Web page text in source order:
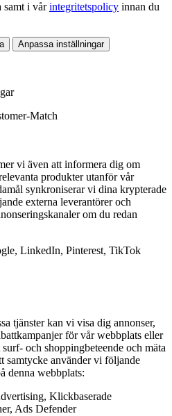
samt i vårintegritetspolicy innan du
Anpassa inställningar
Match
vi även att informera dig om
produkter utanför vår
synkroniserar vi dina krypterade
externa leverantörer och
om du redan
LinkedIn, Pinterest, TikTok
tjänster kan vi visa dig annonser,
för vår webbplats eller
och shoppingbeteende och mäta
samtycke använder vi följande
denna webbplats:
Klickbaserade
Ads Defender